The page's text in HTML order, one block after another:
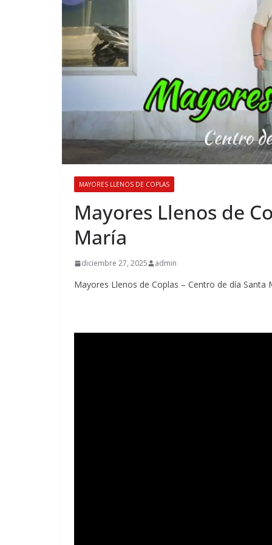
MAYORES LLENOS DE COPLAS
Mayores Llenos de
María
diciembre 27, 2025 admin
Mayores Llenos de Coplas – Centro de día Santa